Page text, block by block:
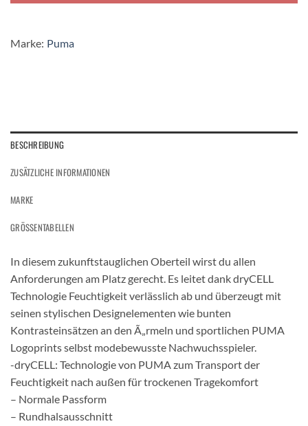
Marke: Puma
BESCHREIBUNG
ZUSÄTZLICHE INFORMATIONEN
MARKE
GRÖSSENTABELLEN
In diesem zukunftstauglichen Oberteil wirst du allen
Anforderungen am Platz gerecht. Es leitet dank dryCELL
Technologie Feuchtigkeit verlässlich ab und überzeugt mit
seinen stylischen Designelementen wie bunten
Kontrasteinsätzen an den Ã„rmeln und sportlichen PUMA
Logoprints selbst modebewusste Nachwuchsspieler.
-dryCELL: Technologie von PUMA zum Transport der
Feuchtigkeit nach außen für trockenen Tragekomfort
– Normale Passform
– Rundhalsausschnitt